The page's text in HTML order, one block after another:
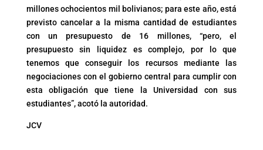
millones ochocientos mil bolivianos; para este año, está
previsto cancelar a la misma cantidad de estudiantes
con un presupuesto de 16 millones, “pero, el
presupuesto sin liquidez es complejo, por lo que
tenemos que conseguir los recursos mediante las
negociaciones con el gobierno central para cumplir con
esta obligación que tiene la Universidad con sus
estudiantes”, acotó la autoridad.
JCV